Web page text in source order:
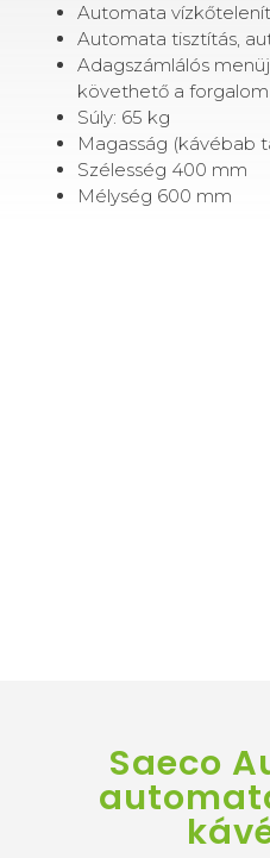
Automata
Automata tisztítás,
Adagszámlálós
követhető a forgalom
Súly: 65 kg
Magasság (kávébab
Szélesség 400 mm
Mélység 600 mm
Saeco